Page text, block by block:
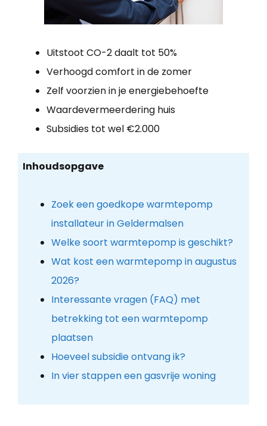
Uitstoot CO-2 daalt tot 50%
Verhoogd comfort in de zomer
Zelf voorzien in je energiebehoefte
Waardevermeerdering huis
Subsidies tot wel €2.000
Inhoudsopgave
Zoek een goedkope warmtepomp
installateur in Geldermalsen
Welke soort warmtepomp is geschikt?
Wat kost een warmtepomp in augustus
2026?
Interessante vragen (FAQ) met
betrekking tot een warmtepomp
plaatsen
Hoeveel subsidie ontvang ik?
In vier stappen een gasvrije woning